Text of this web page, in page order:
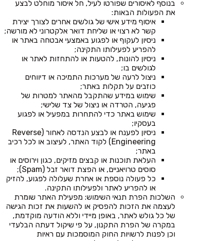
בנוסף לאיסורים שפורטו לעיל, חל איסור מוחלט לבצע
את הפעולות הבאות:
איסוף מידע אישי של גולשים אחרים לצורך יצירת
קשר לא רצוי או שליחת דואר אלקטרוני לא מורשה;
ניסיון לעקוף או לפגוע באמצעי אבטחה באתר או
להפריע לפעילותו התקינה;
ניסיון להונות, להטעות או להתחזות לאתר או
לגולשים בו;
ניצול לרעה של מערכות התמיכה או דיווחים
כוזבים על תקלות באתר;
שימוש במידע שהתקבל מהאתר למטרות של
פגיעה, הטרדה או ניצול של צד שלישי;
שימוש באתר כדי להתחרות במפעיל או לפגוע
בעסקיו;
ניסיון לפענח או לבצע הנדסה לאחור (Reverse
Engineering) לקוד האתר, לעיצוב או לכל רכיב
באתר;
העלאת תוכנות או קבצים מזיקים, כגון וירוסים או
סוסים טרויאניים, או הפצת דואר זבל (Spam);
כל פעולה נוספת או אחרת שעלולה לפגוע, להזיק
או להפריע לאתר ולפעילותו התקינה.
השלכות הפרת תנאי השימוש: מפעילת האתר שומרת
לעצמה את הזכות להפסיק או להשעות את זכות הגישה
של כל גולש לאתר, באופן מיידי וללא הודעה מוקדמת,
במקרה של הפרת התקנון, על פי שיקול דעתה הבלעדי
וכן לפנות לרשויות החוק המוסמכות עם ראיות